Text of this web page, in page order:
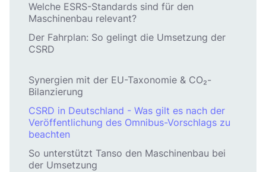
Welche ESRS-Standards sind für den
Maschinenbau relevant?
Der Fahrplan: So gelingt die Umsetzung der
CSRD
Synergien mit der EU-Taxonomie & CO₂-
Bilanzierung
CSRD in Deutschland - Was gilt es nach der
Veröffentlichung des Omnibus-Vorschlags zu
beachten
So unterstützt Tanso den Maschinenbau bei
der Umsetzung